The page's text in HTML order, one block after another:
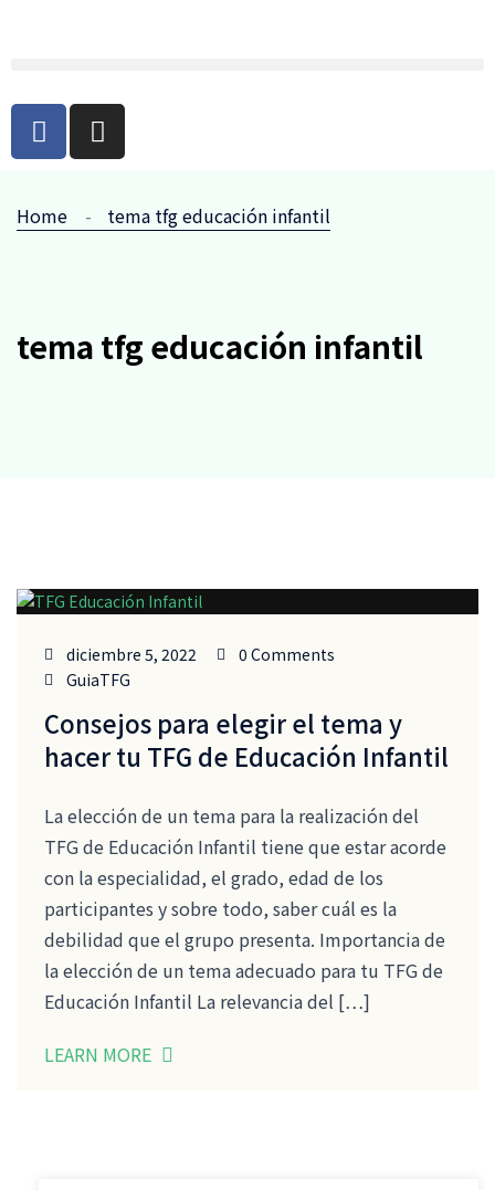
Home tema tfg educación infantil
tema tfg educación infantil
diciembre 5, 2022
0 Comments
GuiaTFG
Consejos para elegir el tema y
hacer tu TFG de Educación Infantil
La elección de un tema para la realización del
TFG de Educación Infantil tiene que estar acorde
con la especialidad, el grado, edad de los
participantes y sobre todo, saber cuál es la
debilidad que el grupo presenta. Importancia de
la elección de un tema adecuado para tu TFG de
Educación Infantil La relevancia del […]
LEARN MORE